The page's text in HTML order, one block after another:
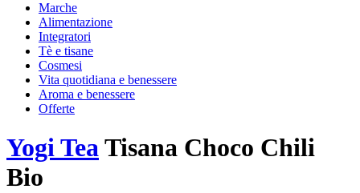
Marche
Alimentazione
Integratori
Tè e tisane
Cosmesi
Vita quotidiana e benessere
Aroma e benessere
Offerte
Yogi TeaTisana Choco Chili
Bio